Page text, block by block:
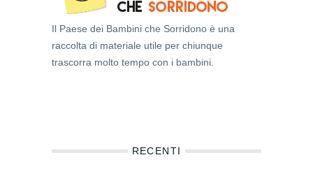
Il Paese dei Bambini che Sorridono è una
raccolta di materiale utile per chiunque
trascorra molto tempo con i bambini.
RECENTI